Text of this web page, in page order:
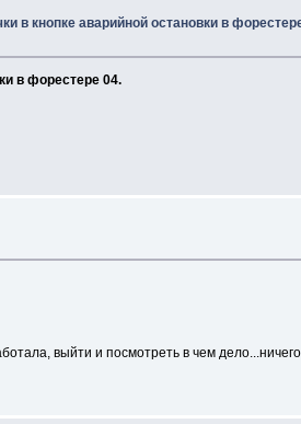
в кнопке аварийной остановки в
в форестере 04.
выйти и посмотреть в чем